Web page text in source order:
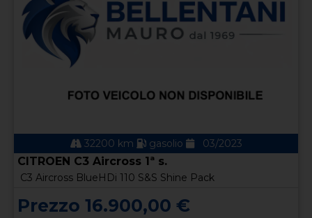
32200 km gasolio 03/2023
CITROEN C3 Aircross 1ª s.
C3 Aircross BlueHDi 110 S&S Shine Pack
Prezzo 16.900,00 €